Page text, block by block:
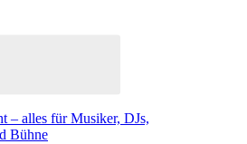
– alles für Musiker, DJs,
Bühne